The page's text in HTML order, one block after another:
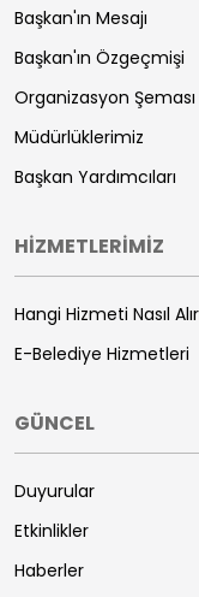
Başkan'ın Mesajı
Başkan'ın Özgeçmişi
Organizasyon Şeması
Müdürlüklerimiz
Başkan Yardımcıları
HİZMETLERİMİZ
Hangi Hizmeti Nasıl
E-Belediye Hizmetleri
GÜNCEL
Duyurular
Etkinlikler
Haberler